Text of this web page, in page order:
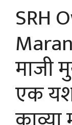
SRH
माजी
एक